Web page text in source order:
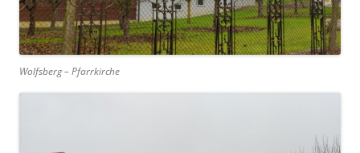
Wolfsberg – Pfarrkirche